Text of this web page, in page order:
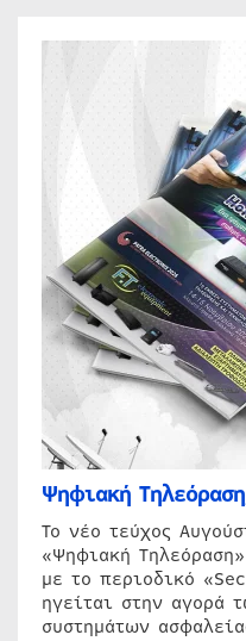
Ψηφιακή
Το νέο τεύχος
«Ψηφιακή
με το περιοδικό
ηγείται στην αγορά
συστημάτων